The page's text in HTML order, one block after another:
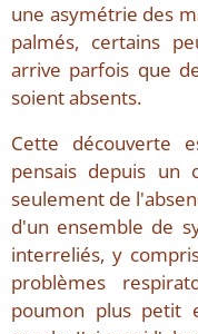
une asymétrie des
palmés, certains
arrive parfois que
soient absents.
Cette découverte
pensais depuis
seulement de
d'un ensemble de
interreliés, y
problèmes
poumon plus petit